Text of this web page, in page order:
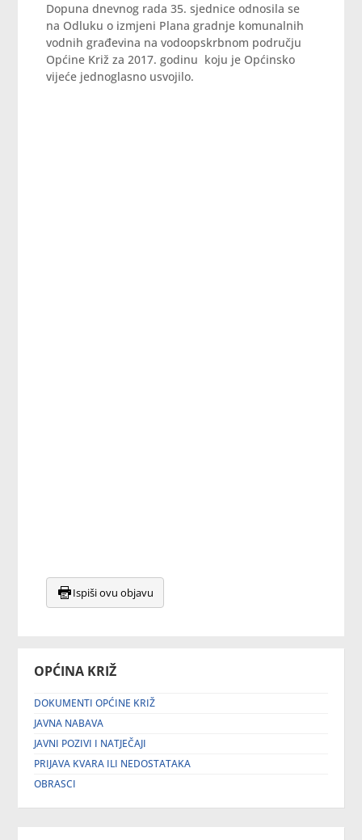
OPĆINA KRIŽ
DOKUMENTI OPĆINE KRIŽ
JAVNA NABAVA
JAVNI POZIVI I NATJEČAJI
PRIJAVA KVARA ILI NEDOSTATAKA
OBRASCI
Dopuna dnevnog rada 35. sjednice odnosila se
na Odluku o izmjeni Plana gradnje komunalnih
vodnih građevina na vodoopskrbnom području
Općine Križ za 2017. godinu koju je Općinsko
vijeće jednoglasno usvojilo.
Ispiši ovu objavu